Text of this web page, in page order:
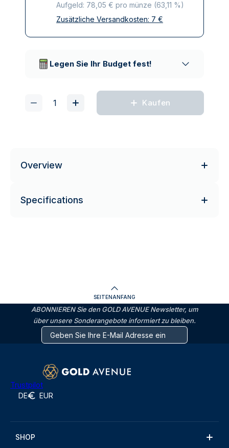
Aufgeld: 78,05 € pro münze (63,11 %)
Alle Steuern inbegriffen
Zusätzliche Versandkosten: 7 €
Legen Sie Ihr Budget fest!
Kaufen
Overview
Specifications
SEITENANFANG
ABONNIEREN Sie den GOLD AVENUE Newsletter, um
über unsere Sonderangebote informiert zu bleiben.
Trustpilot
DE EUR
SHOP